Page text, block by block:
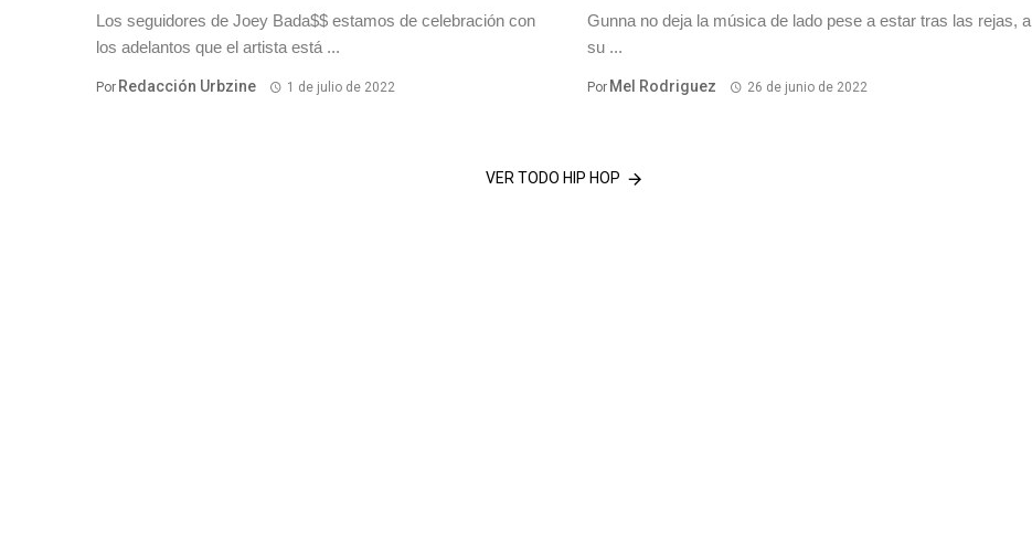
Los seguidores de Joey Bada$$ estamos de celebración con
los adelantos que el artista está ...
Por Redacción Urbzine 1 de julio de 2022
Gunna no deja la música de lado pese a estar tras las rejas, a
su ...
Por Mel Rodriguez 26 de junio de 2022
VER TODO HIP HOP